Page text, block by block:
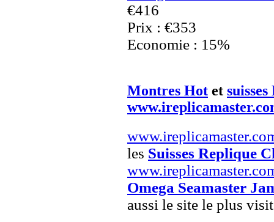
€416
Prix : €353
Economie : 15%
Montres Hot et
les Suisses Replique
Omega Seamaster
aussi le site le plus